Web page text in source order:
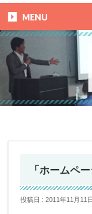
MENU
「ホームペ
投稿日 : 2011年11月11日